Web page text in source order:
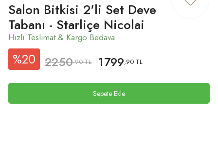
Salon Bitkisi 2'li Set Deve
Tabanı - Starliçe Nicolai
%20 2250.90 TL 1799,90 TL
Sepete Ekle